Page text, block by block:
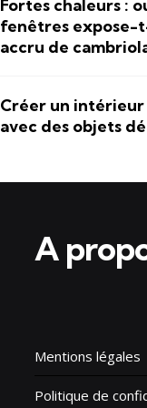
Fortes chaleurs :
fenêtres expose-
accru de
Créer un
avec des objets
A
Mentions légales
Politique de